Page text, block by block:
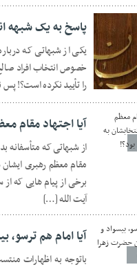
پاسخ به یک شبهه
یکی از شبهاتی که
خصوص انتخاب افراد
را تأ‌یید نکرده است؟!
آیا اجتهاد مقام
از شبهاتی که
مقام معظم رهبری
برخی از پیام هایی که
آیت الله […]
آیا امام هم ترسو،
باتوجه به اظهارات